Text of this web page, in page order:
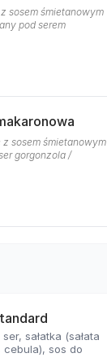
sosem śmietanowym
pod serem
sosem śmietanowym
gorgonzola /
sałatka (sałata
sos do